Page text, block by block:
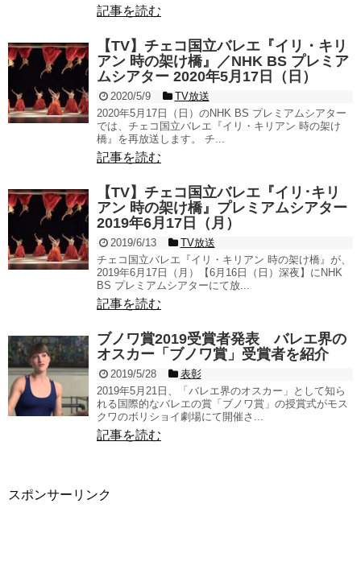
記事を読む
【TV】チェコ国立バレエ『イリ・キリ
アン 時の架け橋』／NHK BS プレミア
ムシアター 2020年5月17日（日）
2020/5/9
TV放送
2020年5月17日（日）のNHK BS プレミアムシアター
では、チェコ国立バレエ『イリ・キリアン 時の架け
橋』を再放送します。 チ...
記事を読む
【TV】チェコ国立バレエ『イリ･キリ
アン 時の架け橋』プレミアムシアター
2019年6月17日（月）
2019/6/13
TV放送
チェコ国立バレエ『イリ・キリアン 時の架け橋』が、
2019年6月17日（月）【6月16日（日）深夜】にNHK
BS プレミアムシアターにて放...
記事を読む
ブノワ賞2019受賞者発表 バレエ界の
オスカー「ブノワ賞」受賞者を紹介
2019/5/28
表彰
2019年5月21日、「バレエ界のオスカー」として知ら
れる国際的なバレエの賞「ブノワ賞」の授賞式がモス
クワのボリショイ劇場にて開催さ...
記事を読む
スポンサーリンク